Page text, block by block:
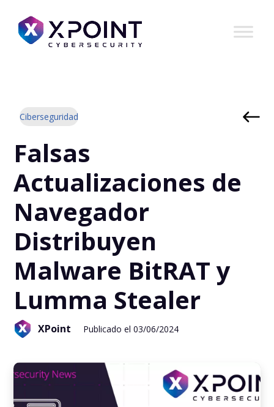
Ciberseguridad
Falsas
Actualizaciones de
Navegador
Distribuyen
Malware BitRAT y
Lumma Stealer
XPoint Publicado el 03/06/2024